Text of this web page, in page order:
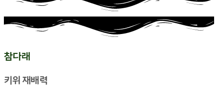
참다래
키위 재배력